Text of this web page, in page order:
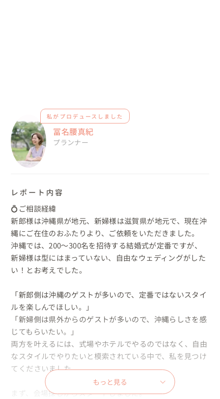
私がプロデュースしました
冨名腰真紀
プランナー
レポート内容
💍ご相談経緯
新郎様は沖縄県が地元、新婦様は滋賀県が地元で、現在沖
縄にご在住のおふたりより、ご依頼をいただきました。
沖縄では、200～300名を招待する結婚式が定番ですが、
新婦様は型にはまっていない、自由なウェディングがした
い！とお考えでした。
「新郎側は沖縄のゲストが多いので、定番ではないスタイ
ルを楽しんでほしい。」
「新婦側は県外からのゲストが多いので、沖縄らしさを感
じてもらいたい。」
両方を叶えるには、式場やホテルでやるのではなく、自由
なスタイルでやりたいと模索されている中で、私を見つけ
てくださいました。
まず、会場探しからスタートしました。
もっと見る